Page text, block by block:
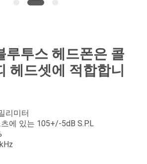
루투스 헤드폰은 콜
헤드셋에 적합합니
리미터
에 있는 105+/-5dB S.P.L